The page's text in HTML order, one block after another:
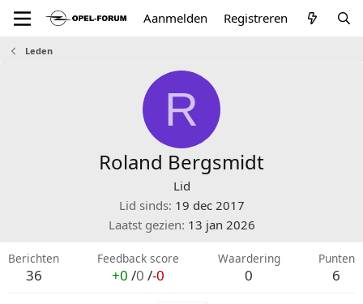
Aanmelden Registreren
Leden
R
Roland Bergsmidt
Lid
Lid sinds 19 dec 2017
Laatst gezien 13 jan 2026
Berichten
36
Feedback score
+0 /0 /-0
Waardering
0
Punten
6